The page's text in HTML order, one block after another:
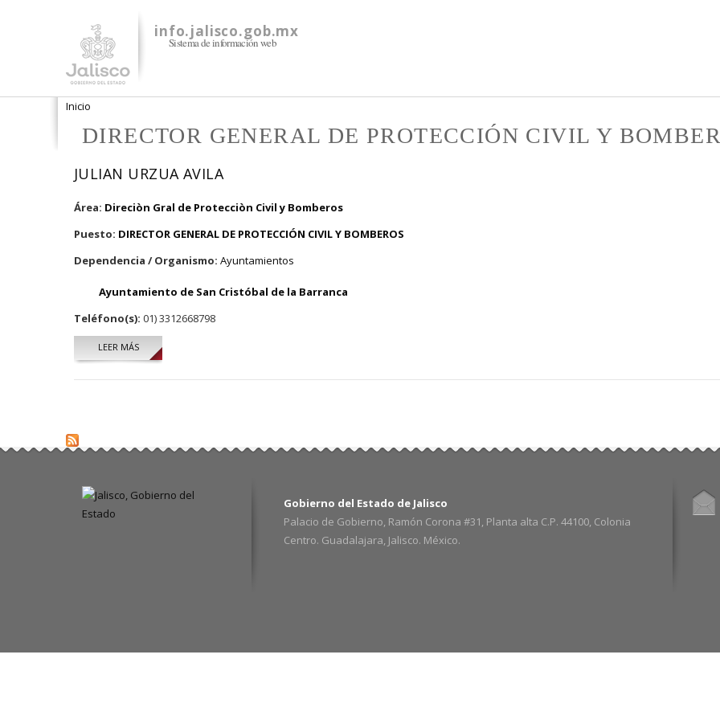
info.jalisco.gob.mx
Sistema de información web
Se encuentra usted aquí
Inicio
DIRECTOR GENERAL DE PROTECCIÓN CIVIL Y
JULIAN URZUA AVILA
Área: Direciòn Gral de Protecciòn Civil y Bomberos
Puesto: DIRECTOR GENERAL DE PROTECCIÓN CIVIL Y BOMBEROS
Dependencia / Organismo: Ayuntamientos
Ayuntamiento de San Cristóbal de la Barranca
Teléfono(s): 01) 3312668798
LEER MÁSSOBRE JULIAN URZUA AVILA
Gobierno del Estado de Jalisco
Palacio de Gobierno, Ramón Corona #31, Planta alta C.P. 44100, Colonia
Centro. Guadalajara, Jalisco. México.